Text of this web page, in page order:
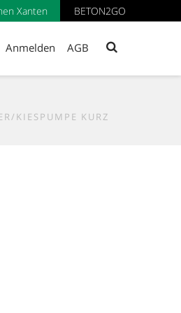
Xanten BETON2GO
Anmelden AGB
KIESPUMPE KURZ